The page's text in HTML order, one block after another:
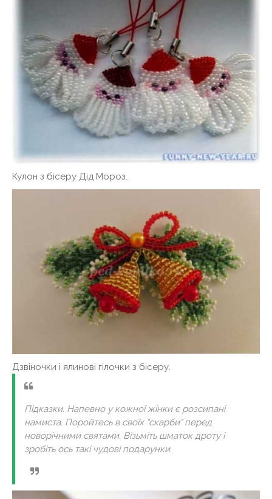
Кулон з бісеру Дід Мороз.
Дзвіночки і ялинові гілочки з бісеру.
Підказки. Напевно у кожної жінки є розсипані
намиста. Поройтесь в своїх "скарби" перед
новорічними святами. Візьміть шматок дроту і
зробіть ось такі чудові подарунки.